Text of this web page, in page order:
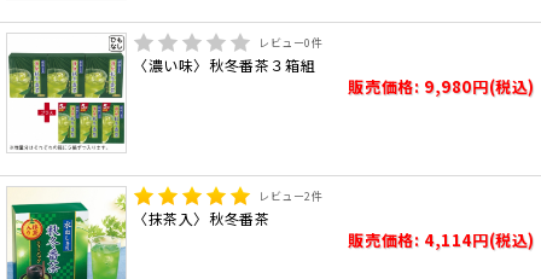
レビュー0件
〈濃い味〉秋冬番茶３箱組
販売価格: 9,980円(税込)
レビュー2件
〈抹茶入〉秋冬番茶
販売価格: 4,114円(税込)